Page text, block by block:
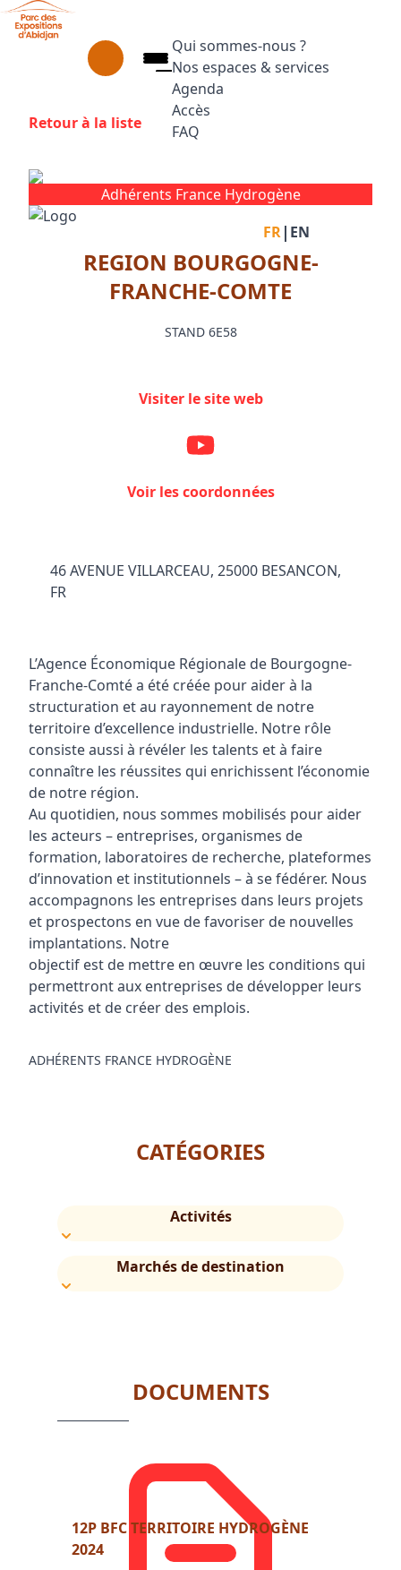
Aller au contenu principal
Qui sommes-nous ?
Nos espaces & services
Agenda
Accès
FAQ
Facebook
Instagram
Linkedin
FR| EN
Retour à la liste
Adhérents France Hydrogène
REGION BOURGOGNE-
FRANCHE-COMTE
STAND 6E58
Visiter le site web
Voir les coordonnées
46 AVENUE VILLARCEAU, 25000 BESANCON,
FR
L’Agence Économique Régionale de Bourgogne-
Franche-Comté a été créée pour aider à la
structuration et au rayonnement de notre
territoire d’excellence industrielle. Notre rôle
consiste aussi à révéler les talents et à faire
connaître les réussites qui enrichissent l’économie
de notre région.
Au quotidien, nous sommes mobilisés pour aider
les acteurs – entreprises, organismes de
formation, laboratoires de recherche, plateformes
d’innovation et institutionnels – à se fédérer. Nous
accompagnons les entreprises dans leurs projets
et prospectons en vue de favoriser de nouvelles
implantations. Notre
objectif est de mettre en œuvre les conditions qui
permettront aux entreprises de développer leurs
activités et de créer des emplois.
ADHÉRENTS FRANCE HYDROGÈNE
CATÉGORIES
Activités
Marchés de destination
DOCUMENTS
12P BFC TERRITOIRE HYDROGÈNE
2024
Panneau de gestion des cookies